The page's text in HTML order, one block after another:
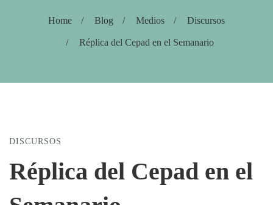
Home Blog Medios Discursos
Réplica del Cepad en el Semanario
Réplica
del
DISCURSOS
Réplica del Cepad en el